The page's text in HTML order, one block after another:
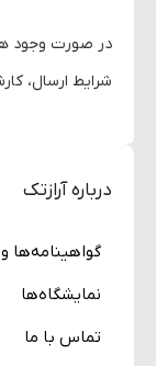
درباره آرازتک
گواهینامه‌ها
نمایشگاه‌ها
تماس با ما
در صورت وجود
شرایط ارسال،